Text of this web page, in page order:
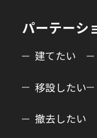
パーテーシ
建てたい
移設したい
撤去したい